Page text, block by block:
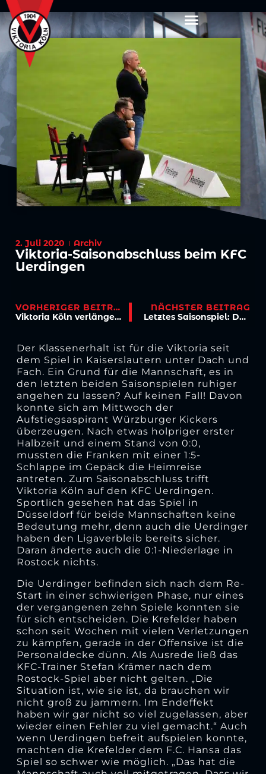
2. Juli 2020 Archiv
Viktoria-Saisonabschluss beim KFC
Uerdingen
VORHERIGER BEITRAG
Viktoria Köln verlängert mit Seaton
NÄCHSTER BEITRAG
Letztes Saisonspiel: Dotchev wünscht sich Sieg
Der Klassenerhalt ist für die Viktoria seit
dem Spiel in Kaiserslautern unter Dach und
Fach. Ein Grund für die Mannschaft, es in
den letzten beiden Saisonspielen ruhiger
angehen zu lassen? Auf keinen Fall! Davon
konnte sich am Mittwoch der
Aufstiegsaspirant Würzburger Kickers
überzeugen. Nach etwas holpriger erster
Halbzeit und einem Stand von 0:0,
mussten die Franken mit einer 1:5-
Schlappe im Gepäck die Heimreise
antreten. Zum Saisonabschluss trifft
Viktoria Köln auf den KFC Uerdingen.
Sportlich gesehen hat das Spiel in
Düsseldorf für beide Mannschaften keine
Bedeutung mehr, denn auch die Uerdinger
haben den Ligaverbleib bereits sicher.
Daran änderte auch die 0:1-Niederlage in
Rostock nichts.
Die Uerdinger befinden sich nach dem Re-
Start in einer schwierigen Phase, nur eines
der vergangenen zehn Spiele konnten sie
für sich entscheiden. Die Krefelder haben
schon seit Wochen mit vielen Verletzungen
zu kämpfen, gerade in der Offensive ist die
Personaldecke dünn. Als Ausrede ließ das
KFC-Trainer Stefan Krämer nach dem
Rostock-Spiel aber nicht gelten. „Die
Situation ist, wie sie ist, da brauchen wir
nicht groß zu jammern. Im Endeffekt
haben wir gar nicht so viel zugelassen, aber
wieder einen Fehler zu viel gemacht.“ Auch
wenn Uerdingen befreit aufspielen konnte,
machten die Krefelder dem F.C. Hansa das
Spiel so schwer wie möglich. „Das hat die